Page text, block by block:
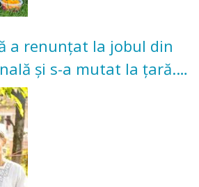
a renunțat la jobul din
și s-a mutat la țară.
legume în grădina